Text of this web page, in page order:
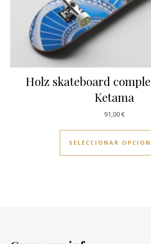
Holz skateboard
Ketama
91,00€
SELECCIONAR